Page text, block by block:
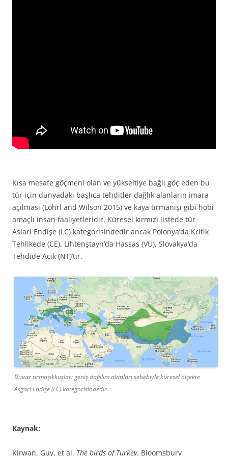
Kısa mesafe göçmeni olan ve yükseltiye bağlı göç eden bu
tür için dünyadaki başlıca tehditler dağlık alanların imara
açılması (Löhrl and Wilson 2015) ve kaya tırmanışı gibi hobi
amaçlı insan faaliyetleridir. Küresel kırmızı listede tür
Aslari Endişe (LC) kategorisindedir ancak Polonya’da Kritik
Tehlikede (CE), Lihtenştayn’da Hassas (VU), Slovakya’da
Tehdide Açık (NT)’tır.
Duvar tırmaşıkkuşları geniş dağılım alanları sebebiyle küresel ölçekte
Asgari Endişe (LC) kategorisindedir.
Kaynak:
Kirwan, Guy, et al. The birds of Turkey. Bloomsbury